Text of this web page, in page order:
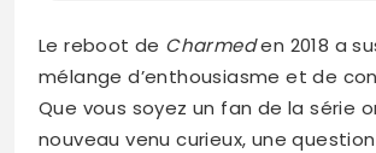
Le reboot de Charmeden 2018 a
mélange d’enthousiasme et de
Que vous soyez un fan de la série
nouveau venu curieux, une